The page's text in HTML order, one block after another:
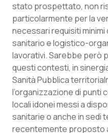
stato prospettato, non
particolarmente per la
necessari requisiti
sanitario e logistico-
lavorativi. Sarebbe però
questi contesti, in
Sanità Pubblica
l’organizzazione di punti
locali idonei messi a
sanitarie o anche in sedi
recentemente proposto